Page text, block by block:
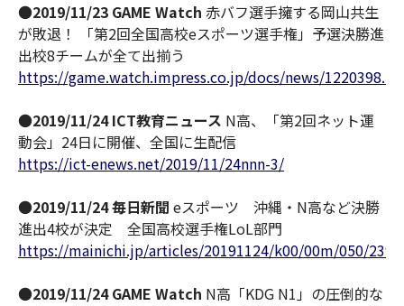
●2019/11/23 GAME Watch 赤バフ選手擁する岡山共生
が敗退！ 「第2回全国高校eスポーツ選手権」予選決勝進
出校8チームが全て出揃う
https://game.watch.impress.co.jp/docs/news/
●2019/11/24 ICT教育ニュース N高、「第2回ネット運
動会」24日に開催、全国に生配信
https://ict-enews.net/2019/11/24nnn-3/
●2019/11/24 毎日新聞 eスポーツ 沖縄・N高など決勝
進出4校が決定 全国高校選手権LoL部門
https://mainichi.jp/articles/20191124/k00/00m/050/
●2019/11/24 GAME Watch N高「KDG N1」の圧倒的な